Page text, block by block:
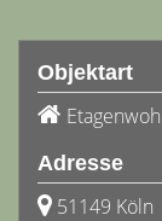
Objektart
Adresse
51149 Köln